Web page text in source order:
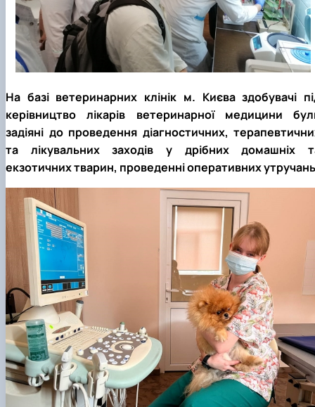
На базі ветеринарних клінік м. Києва здобувачі
керівництво лікарів ветеринарної медицини
задіяні до проведення діагностичних,
та лікувальних заходів у дрібних домашніх
екзотичних тварин, проведенні оперативних